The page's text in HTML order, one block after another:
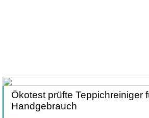
Ökotest prüfte Teppichreiniger
Handgebrauch